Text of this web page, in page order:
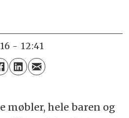
- 12:41
møbler, hele baren og